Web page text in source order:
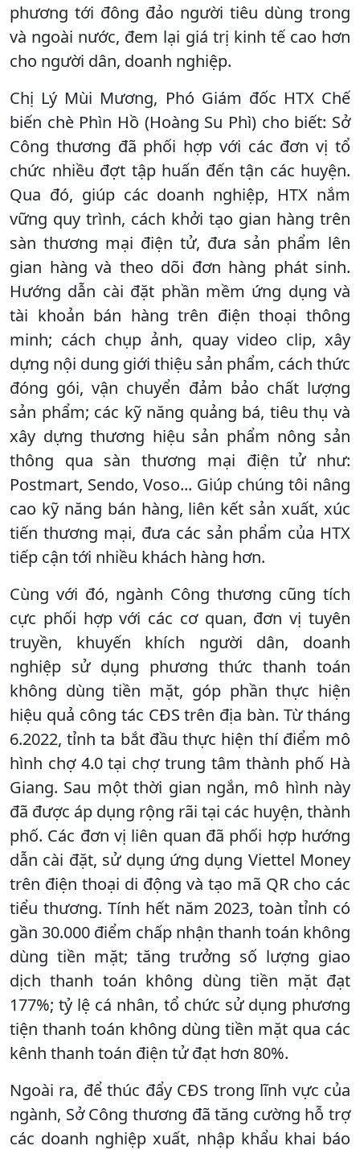
phương tới đông đảo người tiêu dùng trong
và ngoài nước, đem lại giá trị kinh tế cao hơn
cho người dân, doanh nghiệp.
Chị Lý Mùi Mương, Phó Giám đốc HTX Chế
biến chè Phìn Hồ (Hoàng Su Phì) cho biết: Sở
Công thương đã phối hợp với các đơn vị tổ
chức nhiều đợt tập huấn đến tận các huyện.
Qua đó, giúp các doanh nghiệp, HTX nắm
vững quy trình, cách khởi tạo gian hàng trên
sàn thương mại điện tử, đưa sản phẩm lên
gian hàng và theo dõi đơn hàng phát sinh.
Hướng dẫn cài đặt phần mềm ứng dụng và
tài khoản bán hàng trên điện thoại thông
minh; cách chụp ảnh, quay video clip, xây
dựng nội dung giới thiệu sản phẩm, cách thức
đóng gói, vận chuyển đảm bảo chất lượng
sản phẩm; các kỹ năng quảng bá, tiêu thụ và
xây dựng thương hiệu sản phẩm nông sản
thông qua sàn thương mại điện tử như:
Postmart, Sendo, Voso... Giúp chúng tôi nâng
cao kỹ năng bán hàng, liên kết sản xuất, xúc
tiến thương mại, đưa các sản phẩm của HTX
tiếp cận tới nhiều khách hàng hơn.
Cùng với đó, ngành Công thương cũng tích
cực phối hợp với các cơ quan, đơn vị tuyên
truyền, khuyến khích người dân, doanh
nghiệp sử dụng phương thức thanh toán
không dùng tiền mặt, góp phần thực hiện
hiệu quả công tác CĐS trên địa bàn. Từ tháng
6.2022, tỉnh ta bắt đầu thực hiện thí điểm mô
hình chợ 4.0 tại chợ trung tâm thành phố Hà
Giang. Sau một thời gian ngắn, mô hình này
đã được áp dụng rộng rãi tại các huyện, thành
phố. Các đơn vị liên quan đã phối hợp hướng
dẫn cài đặt, sử dụng ứng dụng Viettel Money
trên điện thoại di động và tạo mã QR cho các
tiểu thương. Tính hết năm 2023, toàn tỉnh có
gần 30.000 điểm chấp nhận thanh toán không
dùng tiền mặt; tăng trưởng số lượng giao
dịch thanh toán không dùng tiền mặt đạt
177%; tỷ lệ cá nhân, tổ chức sử dụng phương
tiện thanh toán không dùng tiền mặt qua các
kênh thanh toán điện tử đạt hơn 80%.
Ngoài ra, để thúc đẩy CĐS trong lĩnh vực của
ngành, Sở Công thương đã tăng cường hỗ trợ
các doanh nghiệp xuất, nhập khẩu khai báo